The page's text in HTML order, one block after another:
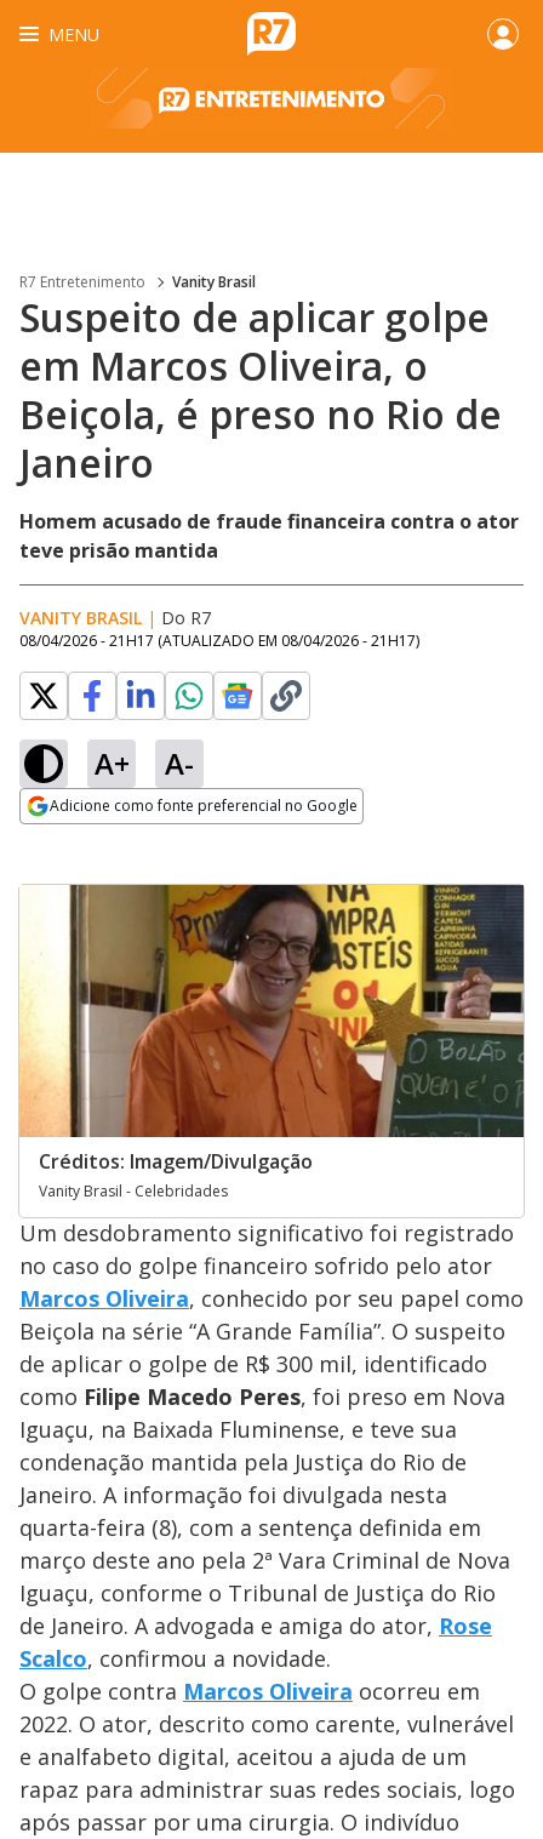
MENU
R7 Entretenimento Vanity Brasil
Suspeito de aplicar golpe
em Marcos Oliveira, o
Beiçola, é preso no Rio de
Janeiro
Homem acusado de fraude financeira contra o ator
teve prisão mantida
VANITY BRASIL | Do R7
08/04/2026 - 21H17 (ATUALIZADO EM 08/04/2026 - 21H17)
A+ A-
Adicione como fonte preferencial no Google
Créditos: Imagem/Divulgação
Vanity Brasil - Celebridades
Um desdobramento significativo foi registrado
no caso do golpe financeiro sofrido pelo ator
Marcos Oliveira, conhecido por seu papel como
Beiçola na série “A Grande Família”. O suspeito
de aplicar o golpe de R$ 300 mil, identificado
como Filipe Macedo Peres, foi preso em Nova
Iguaçu, na Baixada Fluminense, e teve sua
condenação mantida pela Justiça do Rio de
Janeiro. A informação foi divulgada nesta
quarta-feira (8), com a sentença definida em
março deste ano pela 2ª Vara Criminal de Nova
Iguaçu, conforme o Tribunal de Justiça do Rio
de Janeiro. A advogada e amiga do ator, Rose
Scalco, confirmou a novidade.
O golpe contra Marcos Oliveira ocorreu em
2022. O ator, descrito como carente, vulnerável
e analfabeto digital, aceitou a ajuda de um
rapaz para administrar suas redes sociais, logo
após passar por uma cirurgia. O indivíduo